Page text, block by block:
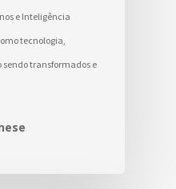
e Inteligência
tecnologia,
transformados e